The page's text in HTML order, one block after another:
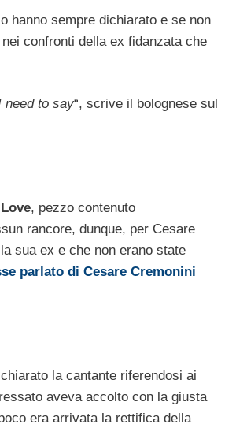
hanno sempre dichiarato e se non
confronti della ex fidanzata che
need to say“, scrive il bolognese sul
, pezzo contenuto
rancore, dunque, per Cesare
sua ex e che non erano state
parlato di Cesare Cremonini
la cantante riferendosi ai
aveva accolto con la giusta
era arrivata la rettifica della